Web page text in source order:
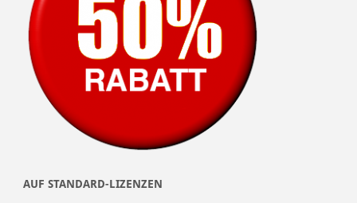
AUF STANDARD-LIZENZEN